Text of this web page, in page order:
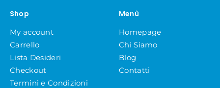
Shop
My account
Carrello
Lista Desideri
Checkout
Termini e Condizioni
Menù
Homepage
Chi Siamo
Blog
Contatti